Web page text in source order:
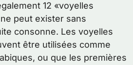
12 «voyelles
peut exister sans
consonne. Les voyelles
être utilisées comme
ou que les premières